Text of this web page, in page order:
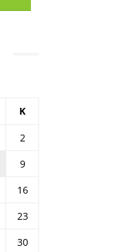
Κ
2
9
16
23
30